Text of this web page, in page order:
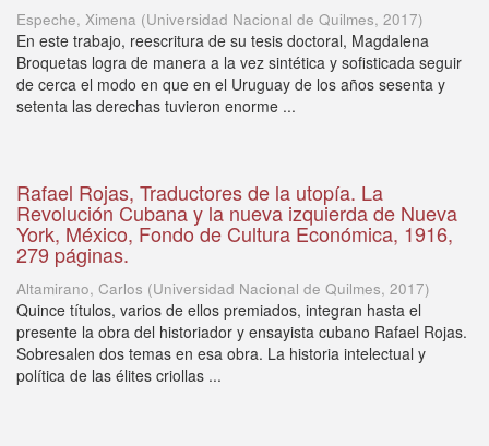
Espeche, Ximena (Universidad Nacional de Quilmes, 2017)
En este trabajo, reescritura de su tesis doctoral, Magdalena
Broquetas logra de manera a la vez sintética y sofisticada seguir
de cerca el modo en que en el Uruguay de los años sesenta y
setenta las derechas tuvieron enorme ...
Rafael Rojas, Traductores de la utopía. La
Revolución Cubana y la nueva izquierda de Nueva
York, México, Fondo de Cultura Económica, 1916,
279 páginas.
Altamirano, Carlos (Universidad Nacional de Quilmes, 2017)
Quince títulos, varios de ellos premiados, integran hasta el
presente la obra del historiador y ensayista cubano Rafael Rojas.
Sobresalen dos temas en esa obra. La historia intelectual y
política de las élites criollas ...